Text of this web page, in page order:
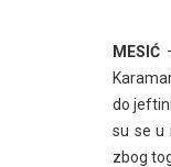
MESIĆ
do
su se u
zbog